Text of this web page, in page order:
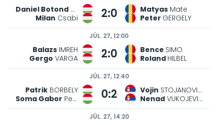
Daniel Botond
Milan Csabi 2:0 Matyas Mate
Peter GERGELY
JÚL. 27, 12:00
Balazs IMREH
Gergo VARGA 2:0 Bence SIMO
Roland HILBEL
JÚL. 27, 12:40
Patrik BORBELY
Soma Gabor Petrik 0:2 Vojin STOJANOVIC
Nenad VUKOJEVIC
JÚL. 27, 14:20